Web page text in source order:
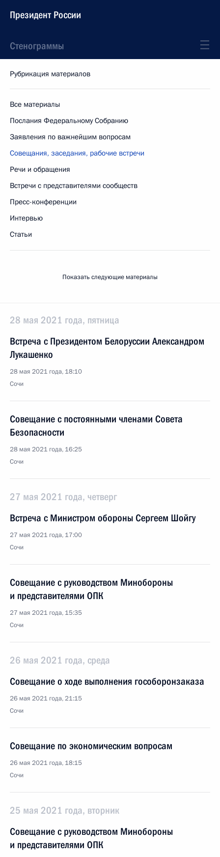
Президент России
Стенограммы
Рубрикация материалов
Все материалы
Послания Федеральному Собранию
Заявления по важнейшим вопросам
Совещания, заседания, рабочие встречи
Речи и обращения
Встречи с представителями сообществ
Пресс-конференции
Интервью
Статьи
Показать следующие материалы
28 мая 2021 года, пятница
Встреча с Президентом Белоруссии Александром
Лукашенко
28 мая 2021 года, 18:10
Сочи
Совещание с постоянными членами Совета
Безопасности
28 мая 2021 года, 16:25
Сочи
27 мая 2021 года, четверг
Встреча с Министром обороны Сергеем Шойгу
27 мая 2021 года, 17:00
Сочи
Совещание с руководством Минобороны
и представителями ОПК
27 мая 2021 года, 15:35
Сочи
26 мая 2021 года, среда
Совещание о ходе выполнения гособоронзаказа
26 мая 2021 года, 21:15
Сочи
Совещание по экономическим вопросам
26 мая 2021 года, 18:15
Сочи
25 мая 2021 года, вторник
Совещание с руководством Минобороны
и представителями ОПК